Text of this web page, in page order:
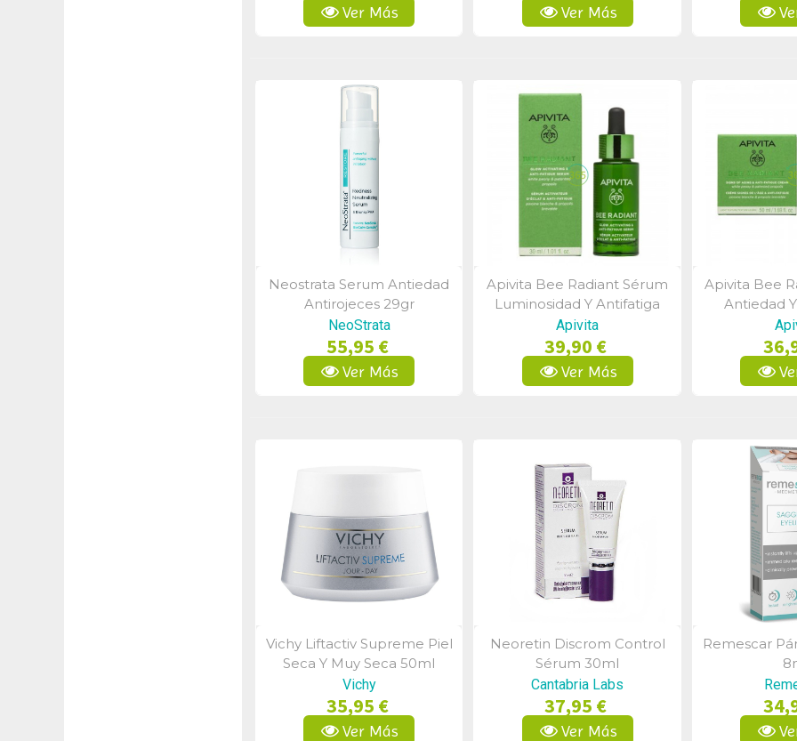
Ver Más Ver Más
Vista Rápida
Neostrata Serum Antiedad
Antirojeces 29gr
NeoStrata
55,95 €
Ver Más
Vista Rápida
Apivita Bee Radiant Sérum
Luminosidad Y Antifatiga
30ml
Apivita
39,90 €
Ver Más
Apivita Bee
Antiedad
Textura
Vista Rápida
Vichy Liftactiv Supreme Piel
Seca Y Muy Seca 50ml
Vichy
35,95 €
Ver Más
Vista Rápida
Neoretin Discrom Control
Sérum 30ml
Cantabria Labs
37,95 €
Ver Más
Remescar